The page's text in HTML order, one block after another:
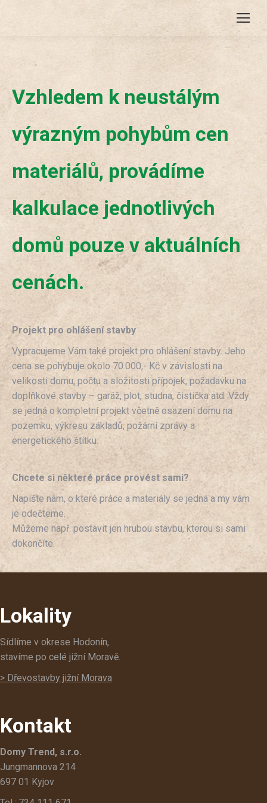
Vzhledem k neustálým
výrazným pohybům cen
materiálů, provádíme
kalkulace jednotlivých
domů pouze v aktuálních
cenách.
Projekt pro ohlášení stavby
Vypracujeme Vám také projekt pro ohlášení stavby. Jeho
cena se pohybuje okolo 70.000,- Kč v závislosti na
velikosti domu, počtu a složitosti přípojek, požadavku na
doplňkové stavby – garáž, plot, studna, čistička atd. Vždy
se jedná o kompletní projekt včetně osazení domu na
pozemku, výkresu základů, požární zprávy a
energetického štítku.
Chcete si některé práce provést sami?
Napište nám, o které práce a materiály se jedná a my vám
je odečteme.
Můžeme např. postavit jen hrubou stavbu, kterou si sami
dokončíte.
Lokality
Sídlíme v okrese Hodonín,
stavíme po celé jižní Moravě.
> Dřevostavby jižní Morava
Kontakt
Domy Trend, s.r.o.
Jungmannova 214
697 01 Kyjov